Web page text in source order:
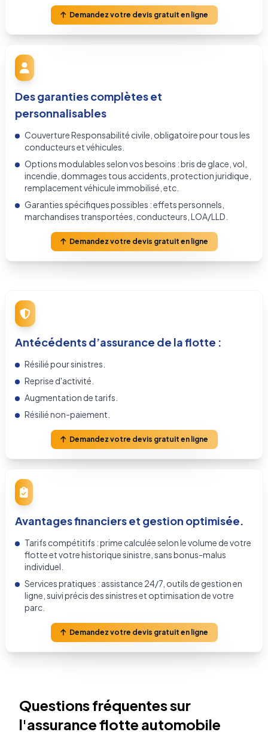
Demandez votre devis gratuit en ligne
Des garanties complètes et
personnalisables
Couverture Responsabilité civile, obligatoire pour tous les
conducteurs et véhicules.
Options modulables selon vos besoins : bris de glace, vol,
incendie, dommages tous accidents, protection juridique,
remplacement véhicule immobilisé, etc.
Garanties spécifiques possibles : effets personnels,
marchandises transportées, conducteurs, LOA/LLD.
Demandez votre devis gratuit en ligne
Antécédents d’assurance de la flotte :
Résilié pour sinistres.
Reprise d'activité.
Augmentation de tarifs.
Résilié non-paiement.
Demandez votre devis gratuit en ligne
Avantages financiers et gestion optimisée.
Tarifs compétitifs : prime calculée selon le volume de votre
flotte et votre historique sinistre, sans bonus-malus
individuel.
Services pratiques : assistance 24/7, outils de gestion en
ligne, suivi précis des sinistres et optimisation de votre
parc.
Demandez votre devis gratuit en ligne
Questions fréquentes sur
l'assurance flotte automobile